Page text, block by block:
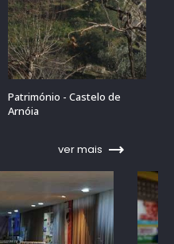
Património - Castelo de
Arnóia
ver mais